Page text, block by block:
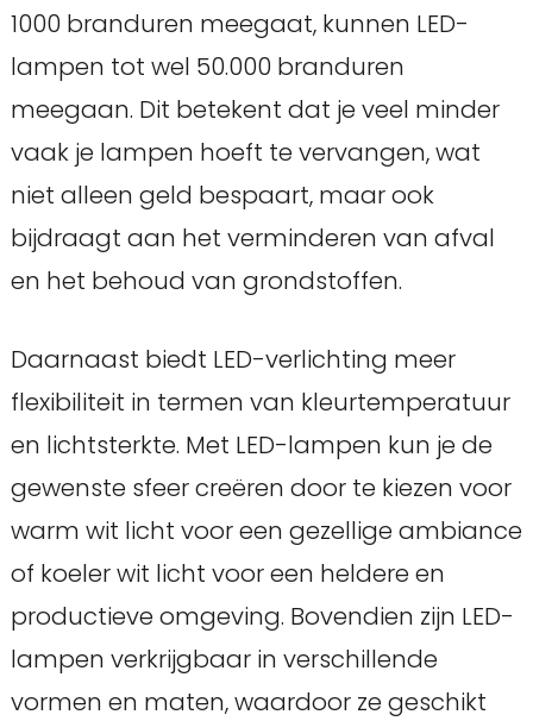
1000 branduren meegaat, kunnen LED-
lampen tot wel 50.000 branduren
meegaan. Dit betekent dat je veel minder
vaak je lampen hoeft te vervangen, wat
niet alleen geld bespaart, maar ook
bijdraagt aan het verminderen van afval
en het behoud van grondstoffen.
Daarnaast biedt LED-verlichting meer
flexibiliteit in termen van kleurtemperatuur
en lichtsterkte. Met LED-lampen kun je de
gewenste sfeer creëren door te kiezen voor
warm wit licht voor een gezellige ambiance
of koeler wit licht voor een heldere en
productieve omgeving. Bovendien zijn LED-
lampen verkrijgbaar in verschillende
vormen en maten, waardoor ze geschikt